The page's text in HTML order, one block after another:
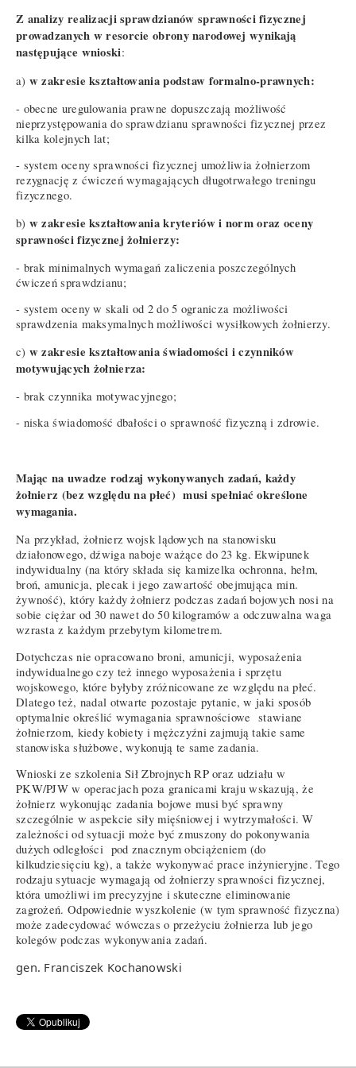
Z analizy realizacji sprawdzianów sprawności fizycznej
prowadzanych w resorcie obrony narodowej wynikają
następujące wnioski:
a) w zakresie kształtowania podstaw formalno-prawnych:
- obecne uregulowania prawne dopuszczają możliwość
nieprzystępowania do sprawdzianu sprawności fizycznej przez
kilka kolejnych lat;
- system oceny sprawności fizycznej umożliwia żołnierzom
rezygnację z ćwiczeń wymagających długotrwałego treningu
fizycznego.
b) w zakresie kształtowania kryteriów i norm oraz oceny
sprawności fizycznej żołnierzy:
- brak minimalnych wymagań zaliczenia poszczególnych
ćwiczeń sprawdzianu;
- system oceny w skali od 2 do 5 ogranicza możliwości
sprawdzenia maksymalnych możliwości wysiłkowych żołnierzy.
c) w zakresie kształtowania świadomości i czynników
motywujących żołnierza:
- brak czynnika motywacyjnego;
- niska świadomość dbałości o sprawność fizyczną i zdrowie.
Mając na uwadze rodzaj wykonywanych zadań, każdy
żołnierz (bez względu na płeć) musi spełniać określone
wymagania.
Na przykład, żołnierz wojsk lądowych na stanowisku
działonowego, dźwiga naboje ważące do 23 kg. Ekwipunek
indywidualny (na który składa się kamizelka ochronna, hełm,
broń, amunicja, plecak i jego zawartość obejmująca min.
żywność), który każdy żołnierz podczas zadań bojowych nosi na
sobie ciężar od 30 nawet do 50 kilogramów a odczuwalna waga
wzrasta z każdym przebytym kilometrem.
Dotychczas nie opracowano broni, amunicji, wyposażenia
indywidualnego czy też innego wyposażenia i sprzętu
wojskowego, które byłyby zróżnicowane ze względu na płeć.
Dlatego też, nadal otwarte pozostaje pytanie, w jaki sposób
optymalnie określić wymagania sprawnościowe stawiane
żołnierzom, kiedy kobiety i mężczyźni zajmują takie same
stanowiska służbowe, wykonują te same zadania.
Wnioski ze szkolenia Sił Zbrojnych RP oraz udziału w
PKW/PJW w operacjach poza granicami kraju wskazują, że
żołnierz wykonując zadania bojowe musi być sprawny
szczególnie w aspekcie siły mięśniowej i wytrzymałości. W
zależności od sytuacji może być zmuszony do pokonywania
dużych odległości pod znacznym obciążeniem (do
kilkudziesięciu kg), a także wykonywać prace inżynieryjne. Tego
rodzaju sytuacje wymagają od żołnierzy sprawności fizycznej,
która umożliwi im precyzyjne i skuteczne eliminowanie
zagrożeń. Odpowiednie wyszkolenie (w tym sprawność fizyczna)
może zadecydować wówczas o przeżyciu żołnierza lub jego
kolegów podczas wykonywania zadań.
gen. Franciszek Kochanowski